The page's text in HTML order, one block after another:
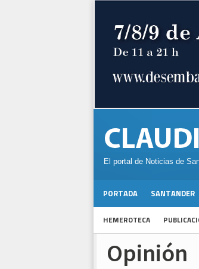
El portal de Noticias de
PORTADA SANTANDER
HEMEROTECA
Opinión